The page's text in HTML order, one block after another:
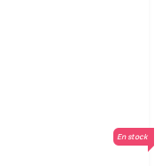
En stock